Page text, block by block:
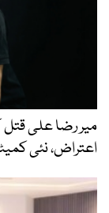
میر رضا علی قتل
اعتراض، نئی